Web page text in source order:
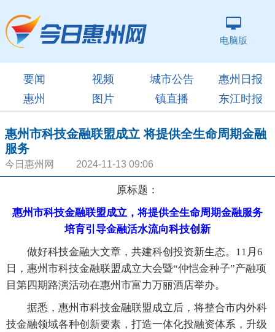
电脑版
要闻 视频 城市公告
惠州日报
惠州
图片 镇直播 东江时报
惠州市科技金融联盟成立 将提供全生命周期金融
服务
今日惠州网 2024-11-13 09:06
原标题：
惠州市科技金融联盟成立，将提供全生命周期金融服务
培育引导金融活水流向科技创新
做好科技金融大文章，共建科创投资新生态。11月6
日，惠州市科技金融联盟成立大会暨“仲恺金种子”产融项
目第四期路演活动在惠州市富力万丽酒店举办。
据悉，惠州市科技金融联盟成立后，将整合市内外科
技金融领域各种创新要素，打造一体化投融资体系，升级